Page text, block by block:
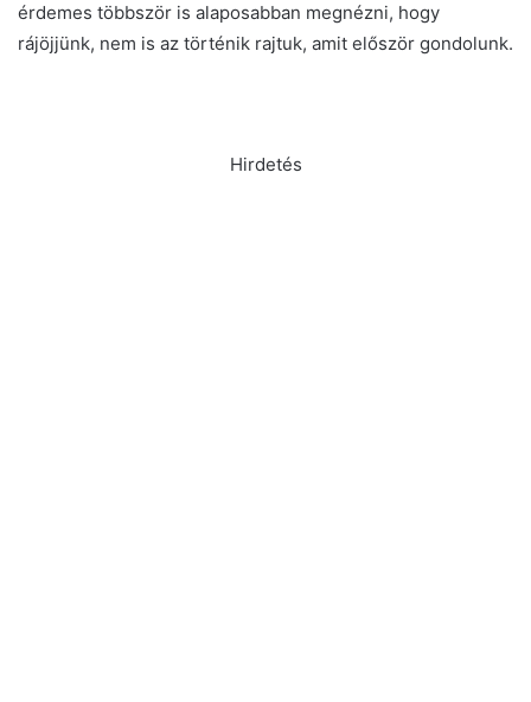
érdemes többször is alaposabban megnézni, hogy
rájöjjünk, nem is az történik rajtuk, amit először gondolunk.
Hirdetés